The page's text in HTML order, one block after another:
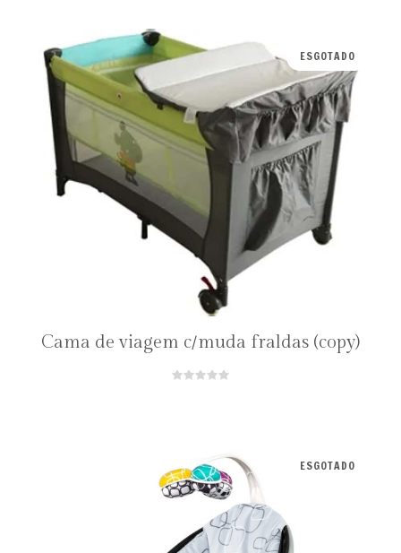
ESGOTADO
Cama de viagem c/muda fraldas (copy)
ESGOTADO